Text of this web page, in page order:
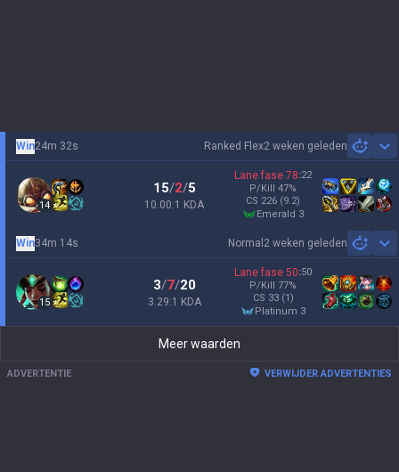
Ranked Flex2 weken geleden
Win24m 32s
14
15/2/5
10.00:1 KDA
Lane fase 78:22
P/Kill 47%
CS 226 (9.2)
emerald 3
Normal 2 weken geleden
Win34m 14s
15
3/7/20
3.29:1 KDA
Lane fase 50:50
P/Kill 77%
CS 33 (1)
platinum 3
Meer waarden
ADVERTENTIE VERWIJDER ADVERTENTIES